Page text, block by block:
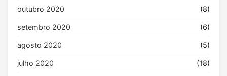
outubro 2020 (8)
setembro 2020 (6)
agosto 2020 (5)
julho 2020 (18)